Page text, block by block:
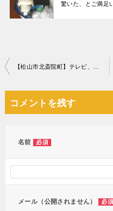
驚いた、とご満足
投
ビ
【松山市北斎院町】テレビ、テレビ台、自転車の回収・処分ご依頼
コメントを残す
名前 必須
メール（公開されません） 必須